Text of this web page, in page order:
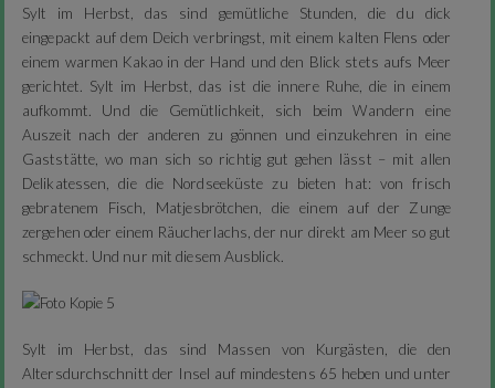
Sylt im Herbst, das sind gemütliche Stunden, die du dick
eingepackt auf dem Deich verbringst, mit einem kalten Flens oder
einem warmen Kakao in der Hand und den Blick stets aufs Meer
gerichtet. Sylt im Herbst, das ist die innere Ruhe, die in einem
aufkommt. Und die Gemütlichkeit, sich beim Wandern eine
Auszeit nach der anderen zu gönnen und einzukehren in eine
Gaststätte, wo man sich so richtig gut gehen lässt – mit allen
Delikatessen, die die Nordseeküste zu bieten hat: von frisch
gebratenem Fisch, Matjesbrötchen, die einem auf der Zunge
zergehen oder einem Räucherlachs, der nur direkt am Meer so gut
schmeckt. Und nur mit diesem Ausblick.
Sylt im Herbst, das sind Massen von Kurgästen, die den
Altersdurchschnitt der Insel auf mindestens 65 heben und unter